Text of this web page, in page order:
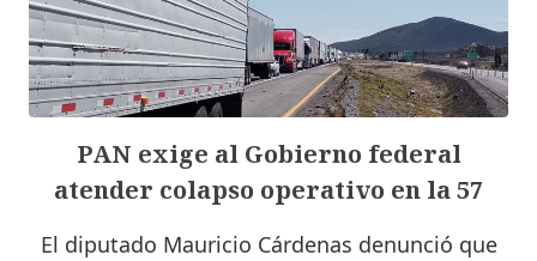
PAN exige al Gobierno federal
atender colapso operativo en la 57
El diputado Mauricio Cárdenas denunció que